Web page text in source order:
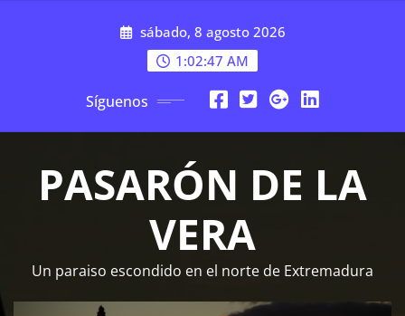
sábado, 8 agosto 2026
1:02:48 AM
Síguenos
PASARÓN DE LA
VERA
Un paraiso escondido en el norte de Extremadura